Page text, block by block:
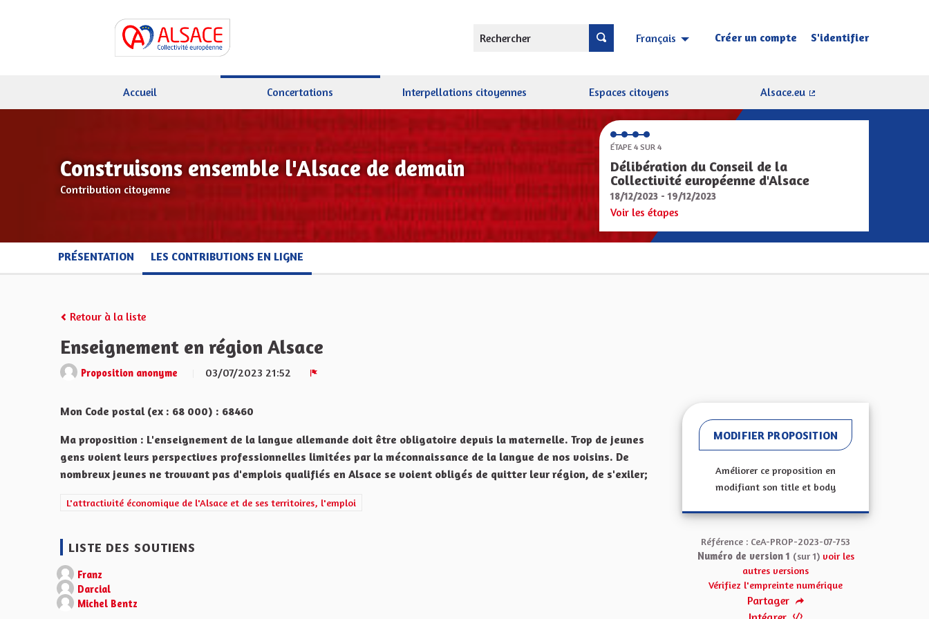
Rechercher Français Choisir la langue Sprache wählen
Créer un compte S'identifier
Accueil Concertations Interpellations citoyennes Espaces citoyens
Alsace.eu
Construisons ensemble l'Alsace de demain
Contribution citoyenne
ÉTAPE 4 SUR 4
Délibération du Conseil de la
Collectivité européenne d'Alsace
18/12/2023 - 19/12/2023
Voir les étapes
PRÉSENTATION LES CONTRIBUTIONS EN LIGNE
Retour à la liste
Enseignement en région Alsace
Proposition anonyme
03/07/2023 21:52
Mon Code postal (ex : 68 000) : 68460
Ma proposition : L'enseignement de la langue allemande doit être obligatoire depuis la maternelle. Trop de jeunes
gens voient leurs perspectives professionnelles limitées par la méconnaissance de la langue de nos voisins. De
nombreux jeunes ne trouvant pas d'emplois qualifiés en Alsace se voient obligés de quitter leur région, de s'exiler;
Filtrer les résultats de la catégorie : L'attractivité économique de l'Alsace et de ses territoires, l'emploi
L'attractivité économique de l'Alsace et de ses territoires, l'emploi
LISTE DES SOUTIENS
Franz
Darcial
Michel Bentz
MODIFIER PROPOSITION
Améliorer ce proposition en
modifiant son title et body
Référence : CeA-PROP-2023-07-753
Numéro de version 1 (sur 1) voir les
autres versions
Vérifiez l'empreinte numérique
Partager